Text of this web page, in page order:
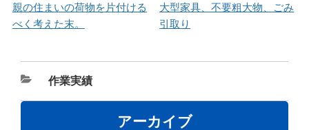
親の住まいの荷物を片付ける
べく考えた末。
大型家具、不要粗大物、ごみ
引取り
カ
テ
作業実績
アーカイブ